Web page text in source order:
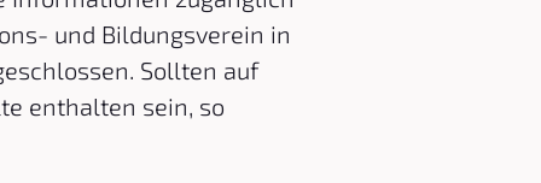
und Bildungsverein in
Sollten auf
enthalten sein, so